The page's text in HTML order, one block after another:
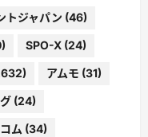
トジャパン (46)
SPO-X (24)
アムモ (31)
(24)
ム (34)